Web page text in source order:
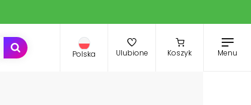
Polska Ulubione Koszyk Menu